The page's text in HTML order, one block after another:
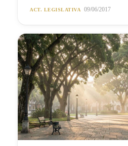
ACT. LEGISLATIVA 09/06/2017